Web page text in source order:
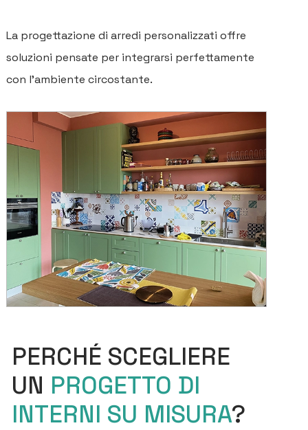
La progettazione di arredi personalizzati offre
soluzioni pensate per integrarsi perfettamente
con l'ambiente circostante.
PERCHÉ SCEGLIERE
UN PROGETTO DI
INTERNI SU MISURA?